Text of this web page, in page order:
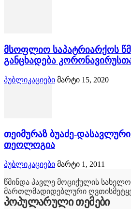
მსოფლიო საპატრიარქოს
განცხადება
პუბლიკაციები მარტი 15, 2020
თეიმურაზ ბუაძე-
თეოლოგია
პუბლიკაციები მარტი 1, 2011
წმინდა პავლე მოციქულის
მართლმადიდებლური
პოპულარული თემები